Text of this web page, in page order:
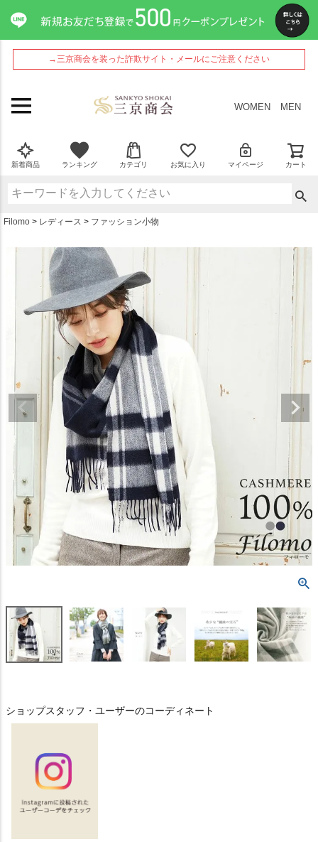
→三京商会を装った詐欺サイト・メールにご注意ください
WOMEN MEN
新着商品 ランキング カテゴリ お気に入り マイページ カート
Filomo レディース ファッション小物
ショップスタッフ・ユーザーのコーディネート
ペー
ジト
ップ
へ